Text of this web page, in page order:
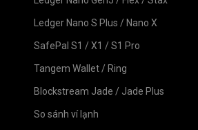
Ledger Nano S Plus / Nano X
SafePal S1 /X1 /S1 Pro
Tangem Wallet/ Ring
Blockstream Jade / Jade Plus
So sánh ví lạnh